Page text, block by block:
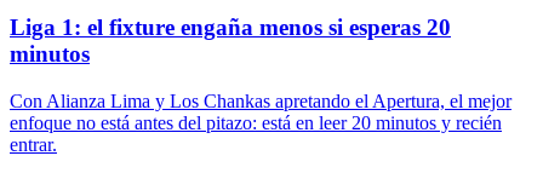
Liga 1: el fixture engaña menos si esperas 20
minutos
Con Alianza Lima y Los Chankas apretando el Apertura, el mejor
enfoque no está antes del pitazo: está en leer 20 minutos y recién
entrar.